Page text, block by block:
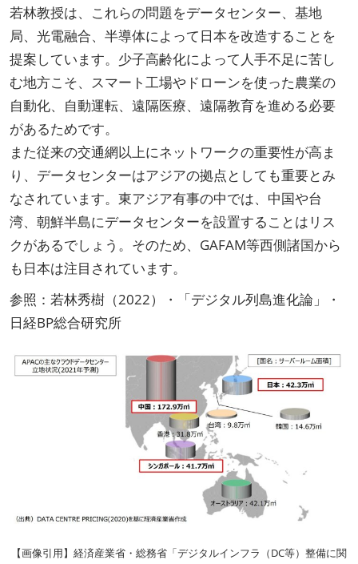
若林教授は、これらの問題をデータセンター、基地
局、光電融合、半導体によって日本を改造することを
提案しています。少子高齢化によって人手不足に苦し
む地方こそ、スマート工場やドローンを使った農業の
自動化、自動運転、遠隔医療、遠隔教育を進める必要
があるためです。
また従来の交通網以上にネットワークの重要性が高ま
り、データセンターはアジアの拠点としても重要とみ
なされています。東アジア有事の中では、中国や台
湾、朝鮮半島にデータセンターを設置することはリス
クがあるでしょう。そのため、GAFAM等西側諸国から
も日本は注目されています。
参照：若林秀樹（2022）・「デジタル列島進化論」・
日経BP総合研究所
【画像引用】経済産業省・総務省「デジタルインフラ（DC等）整備に関